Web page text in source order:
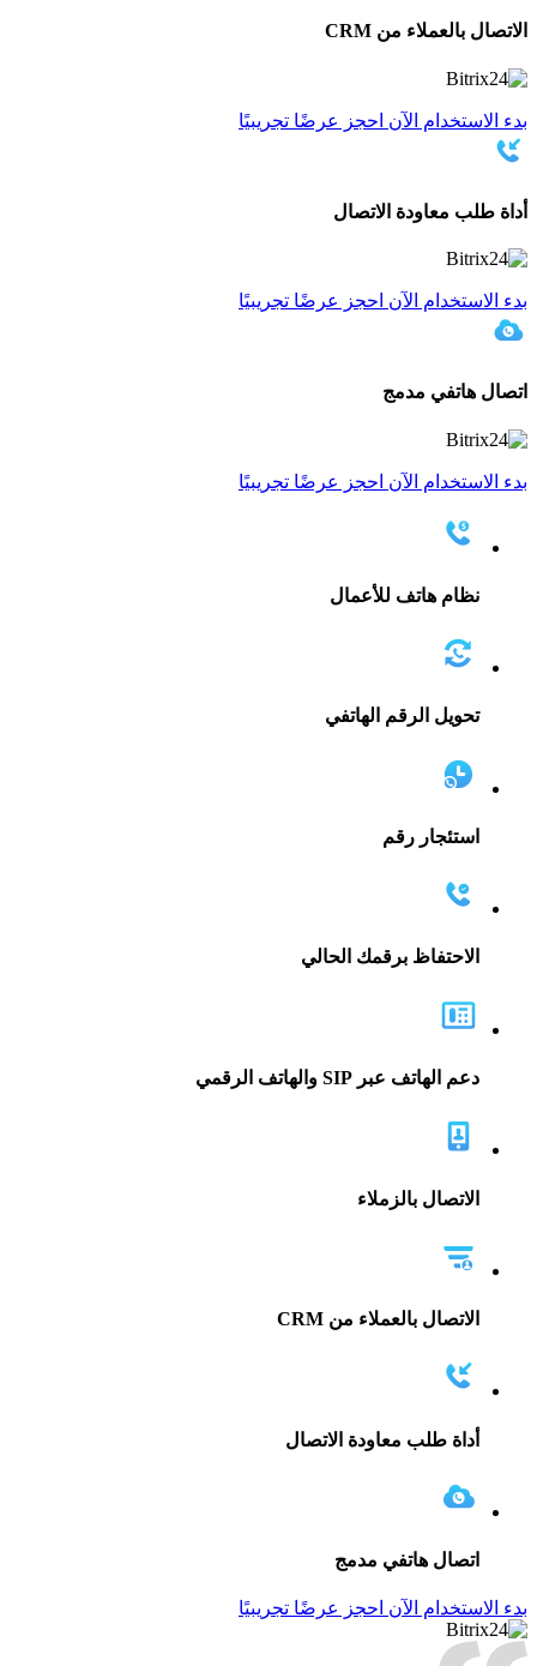
الاتصال بالعملاء من CRM
بدء الاستخدام الآن احجز عرضًا تجريبيًا
أداة طلب معاودة الاتصال
بدء الاستخدام الآن احجز عرضًا تجريبيًا
اتصال هاتفي مدمج
بدء الاستخدام الآن احجز عرضًا تجريبيًا
نظام هاتف للأعمال
تحويل الرقم الهاتفي
استئجار رقم
الاحتفاظ برقمك الحالي
دعم الهاتف عبر SIP والهاتف الرقمي
الاتصال بالزملاء
الاتصال بالعملاء من CRM
أداة طلب معاودة الاتصال
اتصال هاتفي مدمج
بدء الاستخدام الآن احجز عرضًا تجريبيًا